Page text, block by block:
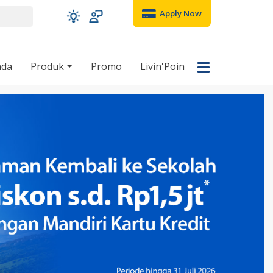
Apply Now
Produk Promo Livin'Poin